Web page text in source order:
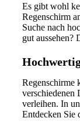
springenEs gibt wohl
Regenschirm
Suche nach
gut aussehen?
Regenschirme
verschiedenen
verleihen. In
Entdecken Sie